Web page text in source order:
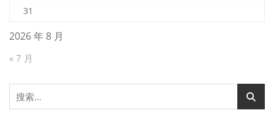
2026 年 8 月
31
« 7 月
搜
索：